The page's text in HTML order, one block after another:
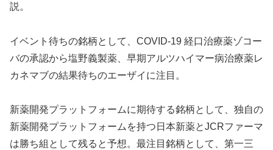
説。
イベント待ちの銘柄として、COVID-19 経口治療薬ゾコー
バの承認から塩野義製薬、早期アルツハイマー病治療薬レ
カネマブの結果待ちのエーザイに注目。
新薬開発プラットフォームに期待する銘柄として、独自の
新薬開発プラットフォームを持つ日本新薬とJCRファーマ
は勝ち組として残ると予想。最注目銘柄として、第一三